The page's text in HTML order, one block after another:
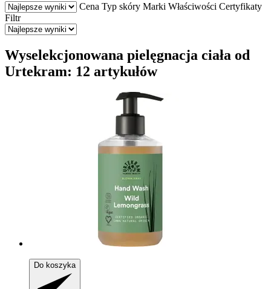
Cena Typ skóry Marki Właściwości Certyfikaty
Filtr
Wyselekcjonowana pielęgnacja ciała od
Urtekram: 12 artykułów
Do koszyka